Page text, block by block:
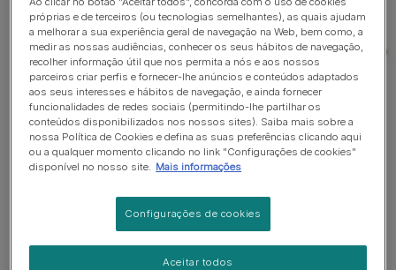
Principais características da
raça de gatos Mist Australiano
próprias e de terceiros (ou tecnologias semelhantes), as quais ajudam
a melhorar a sua experiência geral de navegação na Web, bem como, a
medir as nossas audiências, conhecer os seus hábitos de navegação,
recolher informação útil que nos permita a nós e aos nossos
parceiros criar perfis e fornecer-lhe anúncios e conteúdos adaptados
aos seus interesses e hábitos de navegação, e ainda fornecer
funcionalidades de redes sociais (permitindo-lhe partilhar os
conteúdos disponibilizados nos nossos sites). Saiba mais sobre a
nossa Política de Cookies e defina as suas preferências clicando aqui
ou a qualquer momento clicando no link "Configurações de cookies"
disponível no nosso site.
Mais informações
Configurações de cookies
Aceitar todos